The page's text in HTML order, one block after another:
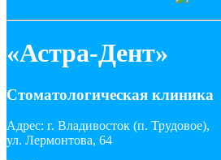
«Астра-Дент»
Стоматологическая клиника
Адрес: г. Владивосток (п. Трудовое),
ул. Лермонтова, 64